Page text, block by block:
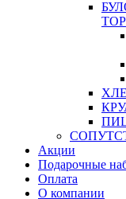
Акции
Подарочные
Оплата
О компании